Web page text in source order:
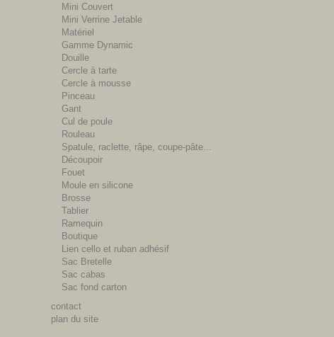
Mini Couvert
Mini Verrine Jetable
Matériel
Gamme Dynamic
Douille
Cercle à tarte
Cercle à mousse
Pinceau
Gant
Cul de poule
Rouleau
Spatule, raclette, râpe, coupe-pâte...
Découpoir
Fouet
Moule en silicone
Brosse
Tablier
Ramequin
Boutique
Lien cello et ruban adhésif
Sac Bretelle
Sac cabas
Sac fond carton
contact
plan du site